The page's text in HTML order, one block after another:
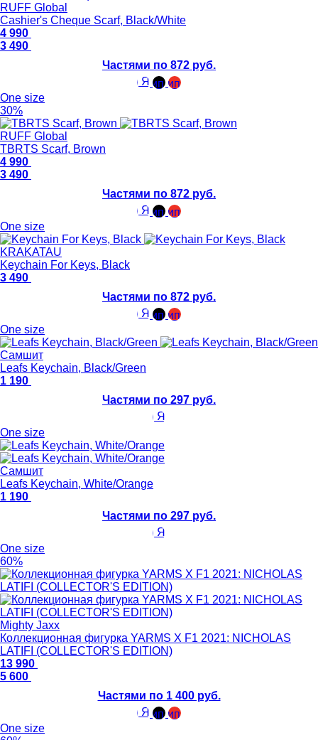
RUFF Global
Cashier's Cheque Scarf, Black/White
4 990
3 490
Частями по 872 руб.
One size
30%
RUFF Global
TBRTS Scarf, Brown
4 990
3 490
Частями по 872 руб.
One size
KRAKATAU
Keychain For Keys, Black
3 490
Частями по 872 руб.
One size
Самшит
Leafs Keychain, Black/Green
1 190
Частями по 297 руб.
One size
Самшит
Leafs Keychain, White/Orange
1 190
Частями по 297 руб.
One size
60%
Mighty Jaxx
Коллекционная фигурка YARMS X F1 2021: NICHOLAS
LATIFI (COLLECTOR'S EDITION)
13 990
5 600
Частями по 1 400 руб.
One size